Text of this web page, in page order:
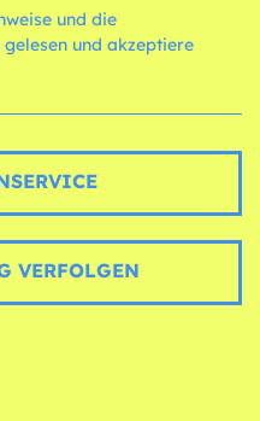
und die
VERFOLGEN